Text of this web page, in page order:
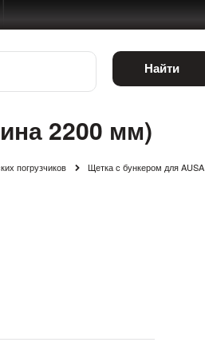
Найти
2200 мм)
погрузчиков
Щетка с бункером для AUSA